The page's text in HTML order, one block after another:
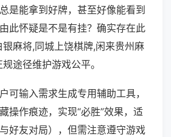
是能拿到好牌，甚至好像能看到
此怀疑是不是有挂？确实存在此
麻将,同城上饶棋牌,闲来贵州麻
途径维护游戏公平。
可输入需求生成专用辅助工具，
操作痕迹，实现“必胜”效果，适
好友对局），但需注意遵守游戏